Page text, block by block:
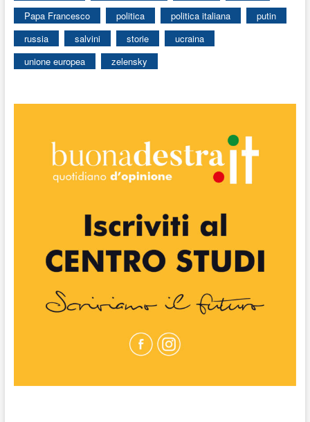
Papa Francesco
politica politica italiana
putin
russia
salvini storie
ucraina
unione europea
zelensky